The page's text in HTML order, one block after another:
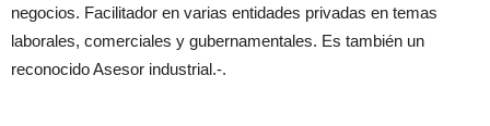
negocios. Facilitador en varias entidades privadas en temas
laborales, comerciales y gubernamentales. Es también un
reconocido Asesor industrial.-.